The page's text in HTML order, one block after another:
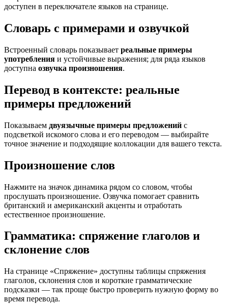
доступен в переключателе языков на странице.
Словарь с примерами и озвучкой
Встроенный словарь показывает реальные примеры
употребления и устойчивые выражения; для ряда языков
доступна озвучка произношения.
Перевод в контексте: реальные
примеры предложений
Показываем двуязычные примеры предложений с
подсветкой искомого слова и его переводом — выбирайте
точное значение и подходящие коллокации для вашего текста.
Произношение слов
Нажмите на значок динамика рядом со словом, чтобы
прослушать произношение. Озвучка помогает сравнить
британский и американский акценты и отработать
естественное произношение.
Грамматика: спряжение глаголов и
склонение слов
На странице «Спряжение» доступны таблицы спряжения
глаголов, склонения слов и короткие грамматические
подсказки — так проще быстро проверить нужную форму во
время перевода.